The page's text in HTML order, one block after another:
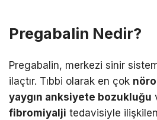
Pregabalin Nedir?
Pregabalin, merkezi sinir
ilaçtır. Tıbbi olarak en çok
yaygın anksiyete bozukluğu
fibromiyalji tedavisiyle